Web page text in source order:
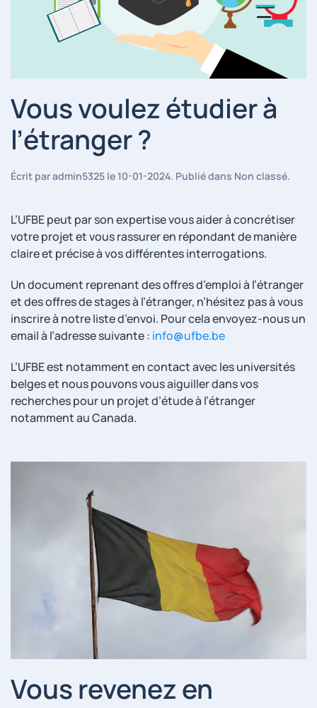
Vous voulez étudier à
l’étranger ?
Écrit paradmin5325 le 10-01-2024. Publié dans Non classé.
L’UFBE peut par son expertise vous aider à concrétiser
votre projet et vous rassurer en répondant de manière
claire et précise à vos différentes interrogations.
Un document reprenant des offres d’emploi à l’étranger
et des offres de stages à l’étranger, n’hésitez pas à vous
inscrire à notre liste d’envoi. Pour cela envoyez-nous un
email à l’adresse suivante : info@ufbe.be
L’UFBE est notamment en contact avec les universités
belges et nous pouvons vous aiguiller dans vos
recherches pour un projet d’étude à l’étranger
notamment au Canada.
Vous revenez en